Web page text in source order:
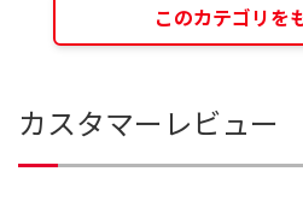
このカテゴリを
カスタマーレビュー